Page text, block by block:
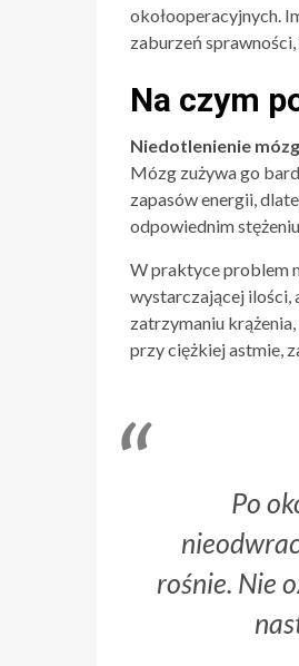
okołooperacyjnych.
zaburzeń
Na czym
Niedotlenienie
Mózg zużywa go
zapasów energii,
odpowiednim stężeniu.
W praktyce problem
wystarczającej ilości,
zatrzymaniu
przy ciężkiej astmie,
Po
rośnie. Nie